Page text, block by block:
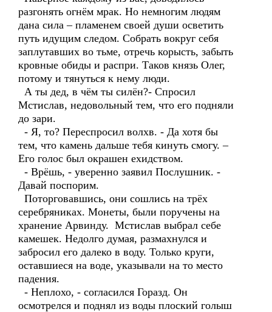
разгонять огнём мрак. Но немногим людям
дана сила – пламенем своей души осветить
путь идущим следом. Собрать вокруг себя
заплутавших во тьме, отречь корысть, забыть
кровные обиды и распри. Таков князь Олег,
потому и тянуться к нему люди.
А ты дед, в чём ты силён?- Спросил
Мстислав, недовольный тем, что его подняли
до зари.
- Я, то? Переспросил волхв. - Да хотя бы
тем, что камень дальше тебя кинуть смогу. –
Его голос был окрашен ехидством.
- Врёшь, - уверенно заявил Послушник. -
Давай поспорим.
Поторговавшись, они сошлись на трёх
серебряниках. Монеты, были поручены на
хранение Арвинду. Мстислав выбрал себе
камешек. Недолго думая, размахнулся и
забросил его далеко в воду. Только круги,
оставшиеся на воде, указывали на то место
падения.
- Неплохо, - согласился Горазд. Он
осмотрелся и поднял из воды плоский голыш